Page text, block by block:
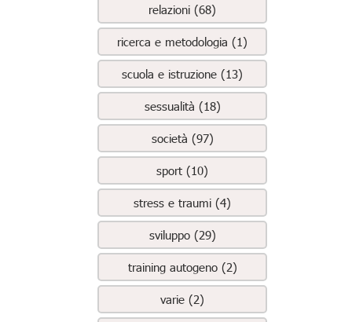
relazioni (68)
ricerca e metodologia (1)
scuola e istruzione (13)
sessualità (18)
società (97)
sport (10)
stress e traumi (4)
sviluppo (29)
training autogeno (2)
varie (2)